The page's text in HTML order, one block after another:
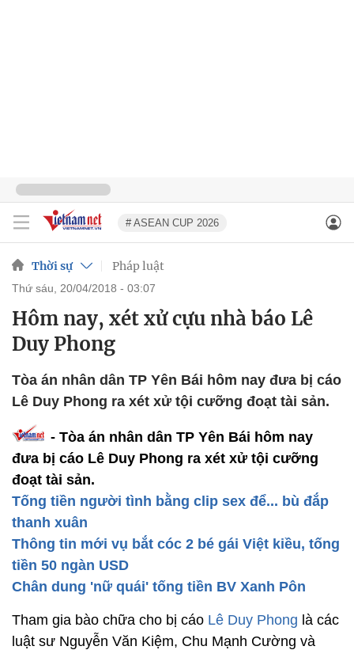
# ASEAN CUP 2026
Thời sự Pháp luật
thứ sáu, 20/04/2018 - 03:07
Hôm nay, xét xử cựu nhà báo Lê
Duy Phong
Tòa án nhân dân TP Yên Bái hôm nay đưa bị cáo
Lê Duy Phong ra xét xử tội cưỡng đoạt tài sản.
- Tòa án nhân dân TP Yên Bái hôm nay
đưa bị cáo Lê Duy Phong ra xét xử tội cưỡng
đoạt tài sản.
Tống tiền người tình bằng clip sex để... bù đắp
thanh xuân
Thông tin mới vụ bắt cóc 2 bé gái Việt kiều, tống
tiền 50 ngàn USD
Chân dung 'nữ quái' tống tiền BV Xanh Pôn
Tham gia bào chữa cho bị cáo Lê Duy Phong là các
luật sư Nguyễn Văn Kiệm, Chu Mạnh Cường và